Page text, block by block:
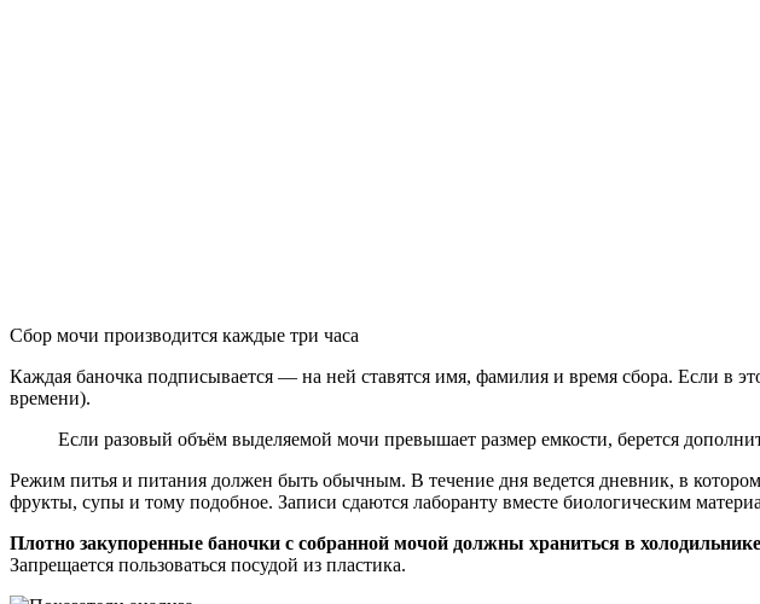
Сбор мочи производится каждые три часа
Каждая баночка подписывается — на ней ставятся имя, фамилия и время сбора. Если в
времени).
Если разовый объём выделяемой мочи превышает размер емкости, берется
Режим питья и питания должен быть обычным. В течение дня ведется дневник, в
фрукты, супы и тому подобное. Записи сдаются лаборанту вместе биологическим
Плотно закупоренные баночки с собранной мочой должны храниться в
Запрещается пользоваться посудой из пластика.